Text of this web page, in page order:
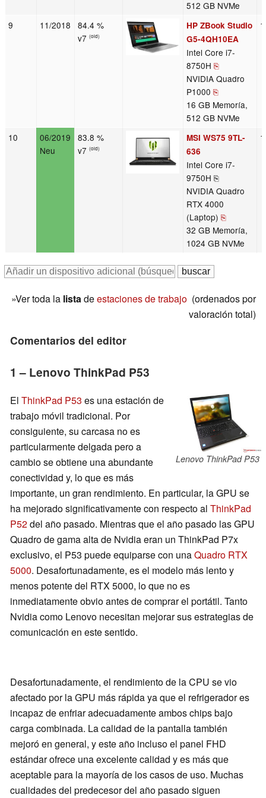
512 GB NVMe
9
11/2018
84.4 %
v7(old)
HP ZBook Studio
G5-4QH10EA
Intel Core i7-
8750H ⎘
NVIDIA Quadro
P1000 ⎘
16 GB Memoría,
512 GB NVMe
10
06/2019
Neu
83.8 %
v7(old)
MSI WS75 9TL-
636
Intel Core i7-
9750H ⎘
NVIDIA Quadro
RTX 4000
(Laptop) ⎘
32 GB Memoría,
1024 GB NVMe
»Ver toda la listadeestaciones de trabajo (ordenados por
valoración total)
Comentarios del editor
1 – Lenovo ThinkPad P53
Lenovo ThinkPad P53
El ThinkPad P53 es una estación de
trabajo móvil tradicional. Por
consiguiente, su carcasa no es
particularmente delgada pero a
cambio se obtiene una abundante
conectividad y, lo que es más
importante, un gran rendimiento. En particular, la GPU se
ha mejorado significativamente con respecto al ThinkPad
P52del año pasado. Mientras que el año pasado las GPU
Quadro de gama alta de Nvidia eran un ThinkPad P7x
exclusivo, el P53 puede equiparse con unaQuadro RTX
5000. Desafortunadamente, es el modelo más lento y
menos potente del RTX 5000, lo que no es
inmediatamente obvio antes de comprar el portátil. Tanto
Nvidia como Lenovo necesitan mejorar sus estrategias de
comunicación en este sentido.
Desafortunadamente, el rendimiento de la CPU se vio
afectado por la GPU más rápida ya que el refrigerador es
incapaz de enfriar adecuadamente ambos chips bajo
carga combinada. La calidad de la pantalla también
mejoró en general, y este año incluso el panel FHD
estándar ofrece una excelente calidad y es más que
aceptable para la mayoría de los casos de uso. Muchas
cualidades del predecesor del año pasado siguen